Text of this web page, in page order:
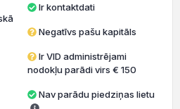
Ir kontaktdati
Negatīvs pašu kapitāls
Ir VID administrējami
nodokļu parādi virs € 150
Nav parādu piedziņas lietu